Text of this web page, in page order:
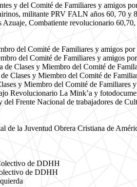
y del Comité de Familiares y amigos
militante PRV FALN años 60, 70 y
Combatiente revolucionario
del Comité de Familiares y amigos por
del Comité de Familiares y amigos por
Clases y Miembro del Comité de
Clases y Miembro del Comité de
y Miembro del Comité de Familiares y
Revolucionario La Mink’a y
Frente Nacional de trabajadores de
de la Juventud Obrera Cristiana de
de DDHH
de DDHH